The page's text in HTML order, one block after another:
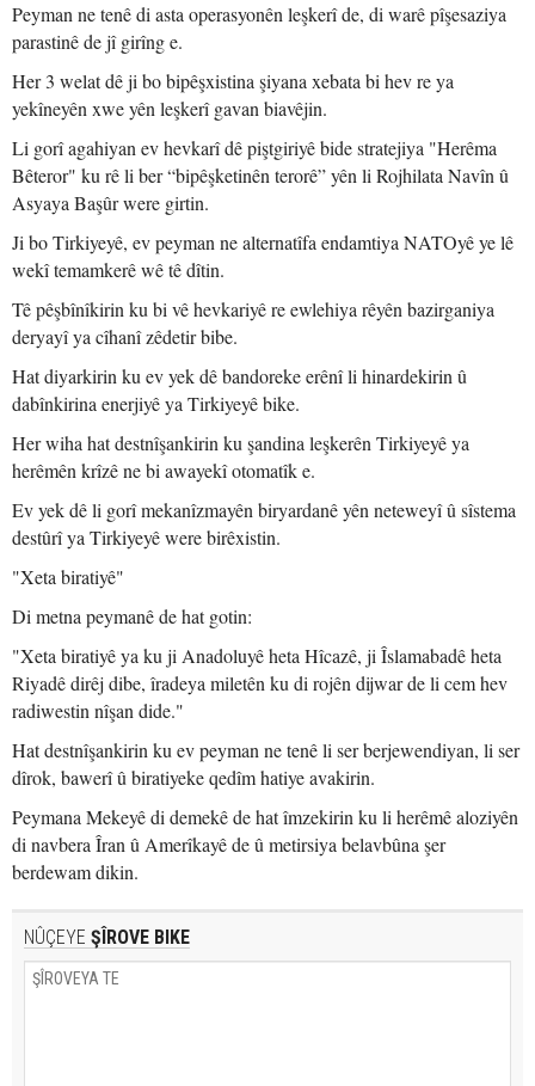
Peyman ne tenê di asta operasyonên leşkerî de, di warê pîşesaziya
parastinê de jî girîng e.
Her 3 welat dê ji bo bipêşxistina şiyana xebata bi hev re ya
yekîneyên xwe yên leşkerî gavan biavêjin.
Li gorî agahiyan ev hevkarî dê piştgiriyê bide stratejiya "Herêma
Bêteror" ku rê li ber “bipêşketinên terorê” yên li Rojhilata Navîn û
Asyaya Başûr were girtin.
Ji bo Tirkiyeyê, ev peyman ne alternatîfa endamtiya NATOyê ye lê
wekî temamkerê wê tê dîtin.
Tê pêşbînîkirin ku bi vê hevkariyê re ewlehiya rêyên bazirganiya
deryayî ya cîhanî zêdetir bibe.
Hat diyarkirin ku ev yek dê bandoreke erênî li hinardekirin û
dabînkirina enerjiyê ya Tirkiyeyê bike.
Her wiha hat destnîşankirin ku şandina leşkerên Tirkiyeyê ya
herêmên krîzê ne bi awayekî otomatîk e.
Ev yek dê li gorî mekanîzmayên biryardanê yên neteweyî û sîstema
destûrî ya Tirkiyeyê were birêxistin.
"Xeta biratiyê"
Di metna peymanê de hat gotin:
"Xeta biratiyê ya ku ji Anadoluyê heta Hîcazê, ji Îslamabadê heta
Riyadê dirêj dibe, îradeya miletên ku di rojên dijwar de li cem hev
radiwestin nîşan dide."
Hat destnîşankirin ku ev peyman ne tenê li ser berjewendiyan, li ser
dîrok, bawerî û biratiyeke qedîm hatiye avakirin.
Peymana Mekeyê di demekê de hat îmzekirin ku li herêmê aloziyên
di navbera Îran û Amerîkayê de û metirsiya belavbûna şer
berdewam dikin.
NÛÇEYE ŞÎROVE BIKE